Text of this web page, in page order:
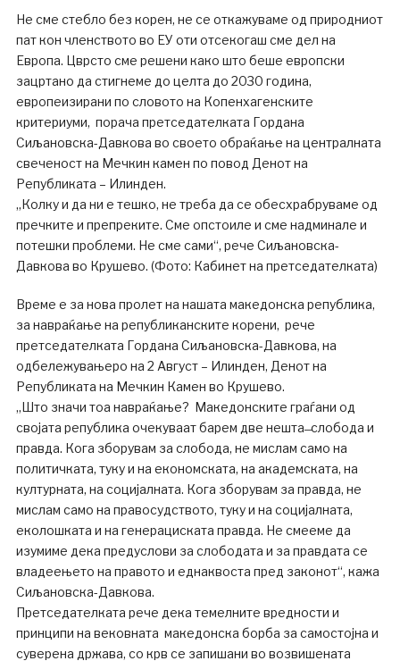
Не сме стебло без корен, не се откажуваме од природниот
пат кон членството во ЕУ оти отсекогаш сме дел на
Европа. Цврсто сме решени како што беше европски
зацртано да стигнеме до целта до 2030 година,
европеизирани по словото на Копенхагенските
критериуми, порача претседателката Гордана
Сиљановска-Давкова во своето обраќање на централната
свеченост на Мечкин камен по повод Денот на
Републиката – Илинден.
„Колку и да ни е тешко, не треба да се обесхрабруваме од
пречките и препреките. Сме опстоиле и сме надминале и
потешки проблеми. Не сме сами“, рече Сиљановска-
Давкова во Крушево. (Фото: Кабинет на претседателката)
Време е за нова пролет на нашата македонска република,
за навраќање на републиканските корени, рече
претседателката Гордана Сиљановска-Давкова, на
одбележувањеро на 2 Август – Илинден, Денот на
Републиката на Мечкин Камен во Крушево.
„Што значи тоа навраќање? Македонските граѓани од
својата република очекуваат барем две нешта ̶ слобода и
правда. Кога зборувам за слобода, не мислам само на
политичката, туку и на економската, на академската, на
културната, на социјалната. Кога зборувам за правда, не
мислам само на правосудството, туку и на социјалната,
еколошката и на генерациската правда. Не смееме да
изумиме дека предуслови за слободата и за правдата се
владеењето на правото и еднаквоста пред законот“, кажа
Сиљановска-Давкова.
Претседателката рече дека темелните вредности и
принципи на вековната македонска борба за самостојна и
суверена држава, со крв се запишани во возвишената